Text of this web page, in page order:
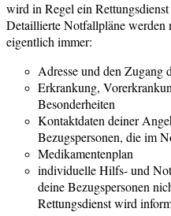
wird in Regel ein
Detaillierte Notfallpläne werden
eigentlich immer:
Adresse und den Zugang
Erkrankung,
Besonderheiten
Kontaktdaten deiner
Bezugspersonen, die im
Medikamentenplan
individuelle Hilfs- und
deine Bezugspersonen
Rettungsdienst wird